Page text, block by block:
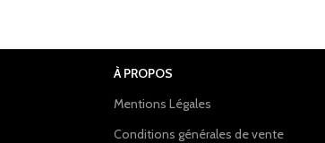
À PROPOS
Mentions Légales
Conditions générales de vente